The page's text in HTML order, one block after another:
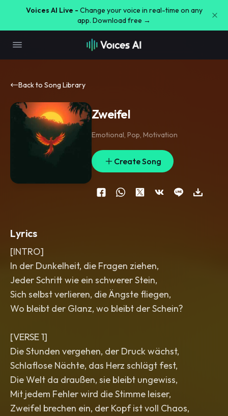
Voices AI Live - Change your voice in real-time on any
app. Download free →
Back to Song Library
Zweifel
Emotional, Pop, Motivation
Create Song
Lyrics
[INTRO]
In der Dunkelheit, die Fragen ziehen,
Jeder Schritt wie ein schwerer Stein,
Sich selbst verlieren, die Ängste fliegen,
Wo bleibt der Glanz, wo bleibt der Schein?
[VERSE 1]
Die Stunden vergehen, der Druck wächst,
Schlaflose Nächte, das Herz schlägt fest,
Die Welt da draußen, sie bleibt ungewiss,
Mit jedem Fehler wird die Stimme leiser,
Zweifel brechen ein, der Kopf ist voll Chaos,